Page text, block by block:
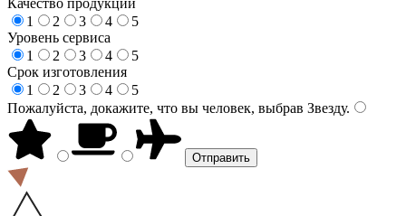
1
2 3 4
5
Уровень сервиса
1
2 3 4
5
Срок изготовления
1
2 3 4
5
Пожалуйста, докажите, что вы человек, выбрав Звезду.